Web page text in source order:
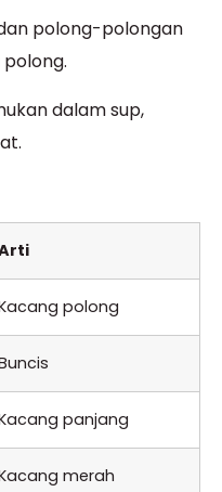
polong-polongan
dalam sup,
polong
panjang
merah